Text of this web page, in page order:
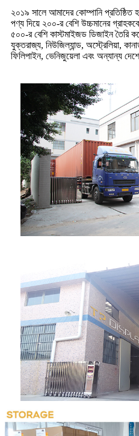
২০১৯ সালে আমাদের কোম্পানি প্রতিষ্ঠিত
পণ্য দিয়ে ২০০-র বেশি উচ্চমানের
৫০০-র বেশি কাস্টমাইজড ডিজাইন তৈরি
যুক্তরাজ্য, নিউজিল্যান্ড, অস্ট্রেলিয়া,
ফিলিপাইন, ভেনিজুয়েলা এবং অন্যান্য